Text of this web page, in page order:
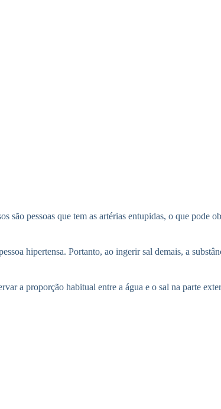
pessoas que tem as artérias entupidas, o que pode
hipertensa. Portanto, ao ingerir sal demais, a
a proporção habitual entre a água e o sal na parte